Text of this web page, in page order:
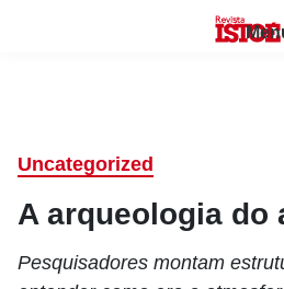
Uncategorized
A arqueologia do
Pesquisadores montam